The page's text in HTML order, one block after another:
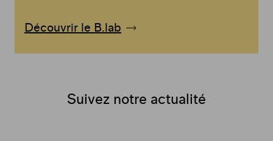
Découvrir le B.lab
Suivez notre actualité